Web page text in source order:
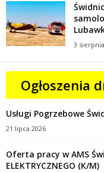
3
Ogłoszenia
Usługi Pogrzebowe
21 lipca 2026
Oferta pracy w AMS
ELEKTRYCZNEGO (K/M)